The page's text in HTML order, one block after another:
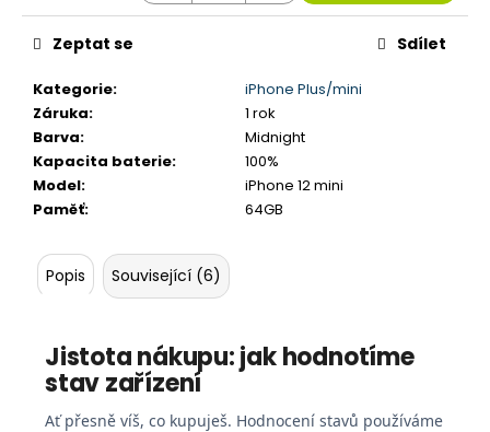
Kategorie:
iPhone Plus/mini
Záruka:
1 rok
Barva:
Midnight
Kapacita baterie:
100%
Model:
iPhone 12 mini
Paměť: 64GB
Zeptat se Sdílet
Popis Související (6)
Jistota nákupu: jak hodnotíme
stav zařízení
Ať přesně víš, co kupuješ. Hodnocení stavů používáme
PRO,
128GB,
DESERT
(STAV
A-)
21
990
Kč